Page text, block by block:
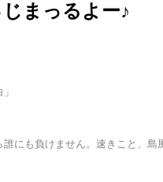
まっるよー♪
にも負けません。速きこと、島